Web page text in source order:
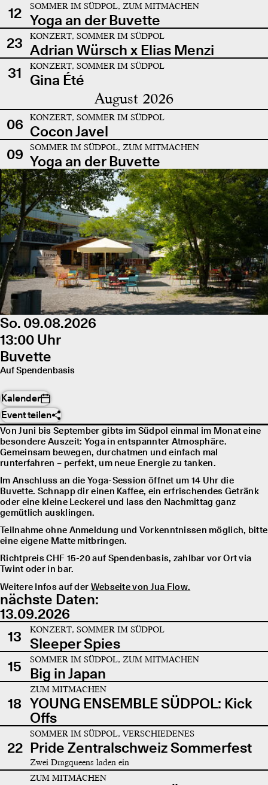
12 SOMMER IM SÜDPOL, ZUM MITMACHEN
Yoga an der Buvette
23
KONZERT, SOMMER IM SÜDPOL
Adrian Würsch x Elias Menzi
31
KONZERT, SOMMER IM SÜDPOL
Gina Été
August 2026
06 KONZERT, SOMMER IM SÜDPOL
Cocon Javel
09
SOMMER IM SÜDPOL, ZUM MITMACHEN
Yoga an der Buvette
So. 09.08.2026
13:00 Uhr
Buvette
Auf Spendenbasis
Kalender
Event teilen
Von Juni bis September gibts im Südpol einmal im Monat eine
besondere Auszeit: Yoga in entspannter Atmosphäre.
Gemeinsam bewegen, durchatmen und einfach mal
runterfahren – perfekt, um neue Energie zu tanken.
Im Anschluss an die Yoga-Session öffnet um 14 Uhr die
Buvette. Schnapp dir einen Kaffee, ein erfrischendes Getränk
oder eine kleine Leckerei und lass den Nachmittag ganz
gemütlich ausklingen.
Teilnahme ohne Anmeldung und Vorkenntnissen möglich, bitte
eine eigene Matte mitbringen.
Richtpreis CHF 15-20 auf Spendenbasis, zahlbar vor Ort via
Twint oder in bar.
Weitere Infos auf der Webseite von Jua Flow.
nächste Daten:
13.09.2026
13
KONZERT, SOMMER IM SÜDPOL
Sleeper Spies
15
SOMMER IM SÜDPOL, ZUM MITMACHEN
Big in Japan
18
ZUM MITMACHEN
YOUNG ENSEMBLE SÜDPOL: Kick
Offs
22
SOMMER IM SÜDPOL, VERSCHIEDENES
Pride Zentralschweiz Sommerfest
Zwei Dragqueens laden ein
ZUM MITMACHEN